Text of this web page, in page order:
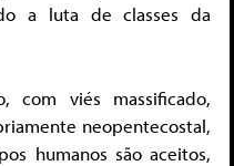
a luta de classes da
com viés massificado,
neopentecostal,
humanos são aceitos,